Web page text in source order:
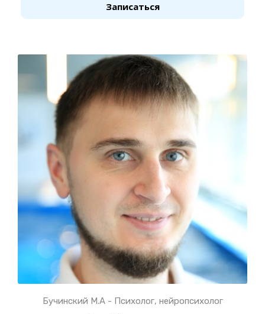
Записаться
Бучинский М.А - Психолог, нейропсихолог